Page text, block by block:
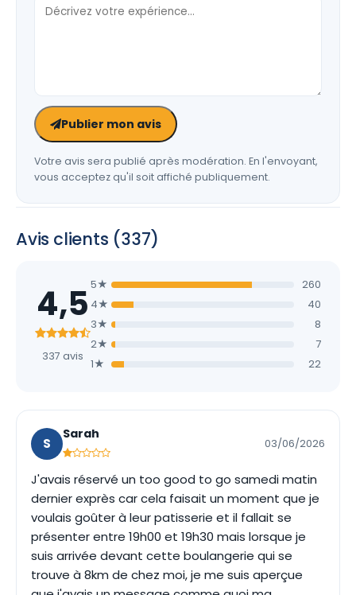
Publier mon avis
Votre avis sera publié après modération. En l'envoyant,
vous acceptez qu'il soit affiché publiquement.
Avis clients (337)
4,5
337 avis
5★
260
4★
40
3★
8
2★
7
1★
22
S
Sarah
03/06/2026
J'avais réservé un too good to go samedi matin
dernier exprès car cela faisait un moment que je
voulais goûter à leur patisserie et il fallait se
présenter entre 19h00 et 19h30 mais lorsque je
suis arrivée devant cette boulangerie qui se
trouve à 8km de chez moi, je me suis aperçue